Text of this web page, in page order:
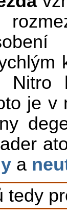
Nitro
je v
a
tedy